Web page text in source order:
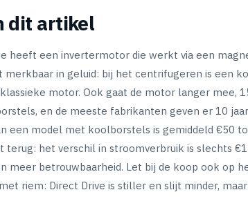
dit artikel
heeft een invertermotor die werkt via een
in geluid: bij het centrifugeren is een
motor. Ook gaat de motor langer mee,
en de meeste fabrikanten geven er 10
een model met koolborstels is gemiddeld €50
terug: het verschil in stroomverbruik is slechts
meer betrouwbaarheid. Let bij de koop ook op
riem: Direct Drive is stiller en slijt minder,